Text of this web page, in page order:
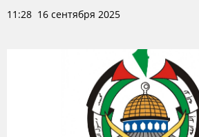
11:28 16 сентября 2025